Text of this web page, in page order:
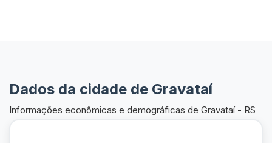
Dados da cidade de Gravataí
Informações econômicas e demográficas de Gravataí - RS